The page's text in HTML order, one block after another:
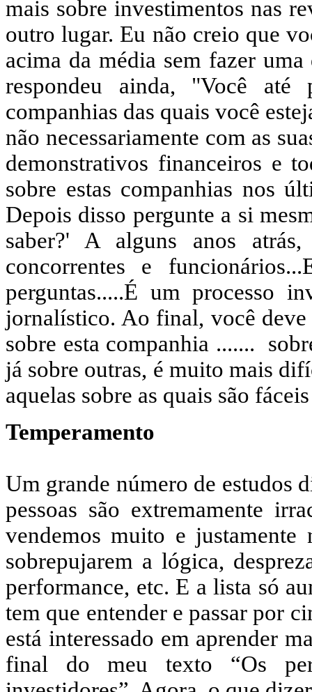
mais sobre investimentos nas
outro lugar. Eu não creio que
acima da média sem fazer
respondeu ainda, "Você
companhias das quais você
não necessariamente com as
demonstrativos financeiros e
sobre estas companhias nos
Depois disso pergunte a si
saber?' A alguns anos
concorrentes e
perguntas.....É um processo
jornalístico. Ao final, você deve
sobre esta companhia .......
já sobre outras, é muito mais
aquelas sobre as quais são
Temperamento
Um grande número de estudos
pessoas são extremamente
vendemos muito e justamente
sobrepujarem a lógica,
performance, etc. E a lista só
tem que entender e passar por
está interessado em aprender
final do meu texto “Os